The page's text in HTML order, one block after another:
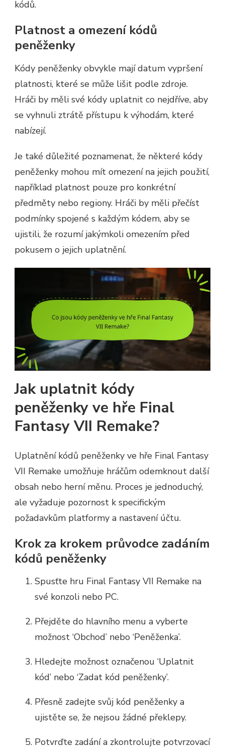
kódů.
Platnost a omezení kódů
peněženky
Kódy peněženky obvykle mají datum vypršení
platnosti, které se může lišit podle zdroje.
Hráči by měli své kódy uplatnit co nejdříve, aby
se vyhnuli ztrátě přístupu k výhodám, které
nabízejí.
Je také důležité poznamenat, že některé kódy
peněženky mohou mít omezení na jejich použití,
například platnost pouze pro konkrétní
předměty nebo regiony. Hráči by měli přečíst
podmínky spojené s každým kódem, aby se
ujistili, že rozumí jakýmkoli omezením před
pokusem o jejich uplatnění.
Jak uplatnit kódy
peněženky ve hře Final
Fantasy VII Remake?
Uplatnění kódů peněženky ve hře Final Fantasy
VII Remake umožňuje hráčům odemknout další
obsah nebo herní měnu. Proces je jednoduchý,
ale vyžaduje pozornost k specifickým
požadavkům platformy a nastavení účtu.
Krok za krokem průvodce zadáním
kódů peněženky
Spusťte hru Final Fantasy VII Remake na
své konzoli nebo PC.
Přejděte do hlavního menu a vyberte
možnost ‘Obchod’ nebo ‘Peněženka’.
Hledejte možnost označenou ‘Uplatnit
kód’ nebo ‘Zadat kód peněženky’.
Přesně zadejte svůj kód peněženky a
ujistěte se, že nejsou žádné překlepy.
Potvrďte zadání a zkontrolujte potvrzovací